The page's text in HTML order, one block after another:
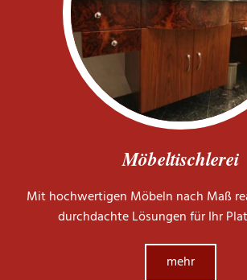
Möbeltischlerei
Mit hochwertigen Möbeln nach Maß
durchdachte Lösungen für Ihr
mehr